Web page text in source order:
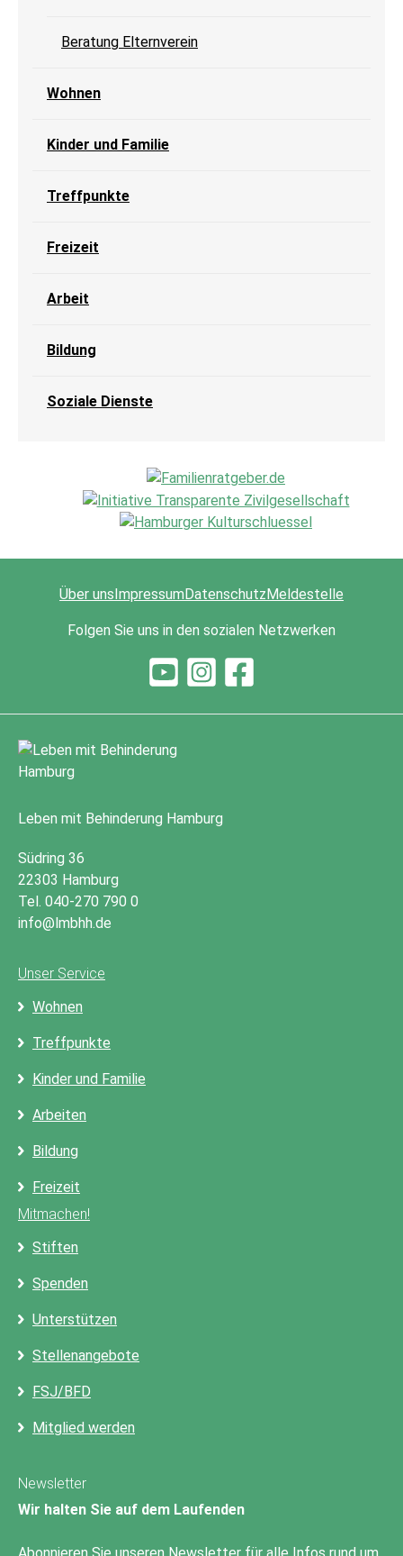
Beratung Elternverein
Wohnen
Kinder und Familie
Treffpunkte
Freizeit
Arbeit
Bildung
Soziale Dienste
Über uns Impressum Datenschutz Meldestelle
Folgen Sie uns in den sozialen Netzwerken
Leben mit Behinderung Hamburg
Südring 36
22303 Hamburg
Tel. 040-270 790 0
info@lmbhh.de
Unser Service
Wohnen
Treffpunkte
Kinder und Familie
Arbeiten
Bildung
Freizeit
Mitmachen!
Stiften
Spenden
Unterstützen
Stellenangebote
FSJ/BFD
Mitglied werden
Newsletter
Wir halten Sie auf dem Laufenden